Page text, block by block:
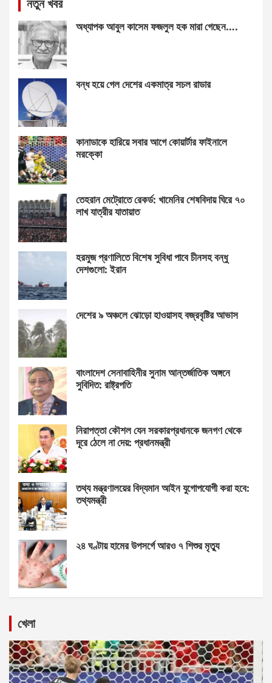
নতুন খবর
অধ্যাপক আবুল কাসেম ফজলুল হক মারা গেছেন….
বন্ধ হয়ে গেল দেশের একমাত্র সচল রাডার
কানাডাকে হারিয়ে সবার আগে কোয়ার্টার ফাইনালে
মরক্কো
তেহরান মেট্রোতে রেকর্ড: খামেনির শেষবিদায় ঘিরে ৭০
লাখ যাত্রীর যাতায়াত
হরমুজ প্রণালিতে বিশেষ সুবিধা পাবে চীনসহ বন্ধু
দেশগুলো: ইরান
দেশের ৯ অঞ্চলে ঝোড়ো হাওয়াসহ বজ্রবৃষ্টির আভাস
বাংলাদেশ সেনাবাহিনীর সুনাম আন্তর্জাতিক অঙ্গনে
সুবিদিত: রাষ্ট্রপতি
নিরাপত্তা কৌশল যেন সরকারপ্রধানকে জনগণ থেকে
দূরে ঠেলে না দেয়: প্রধানমন্ত্রী
তথ্য মন্ত্রণালয়ের বিদ্যমান আইন যুগোপযোগী করা হবে:
তথ্যমন্ত্রী
২৪ ঘণ্টায় হামের উপসর্গে আরও ৭ শিশুর মৃত্যু
খেলা